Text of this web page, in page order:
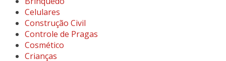
Celulares
Construção Civil
Controle de Pragas
Cosmético
Crianças